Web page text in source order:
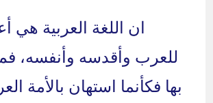
ان اللغة العربية هي
للعرب وأقدسه وأنفسه،
بها فكأنما استهان بالأمة